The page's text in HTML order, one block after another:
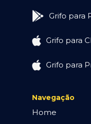
Grifo para
Grifo para
Grifo para
Navegação
Home